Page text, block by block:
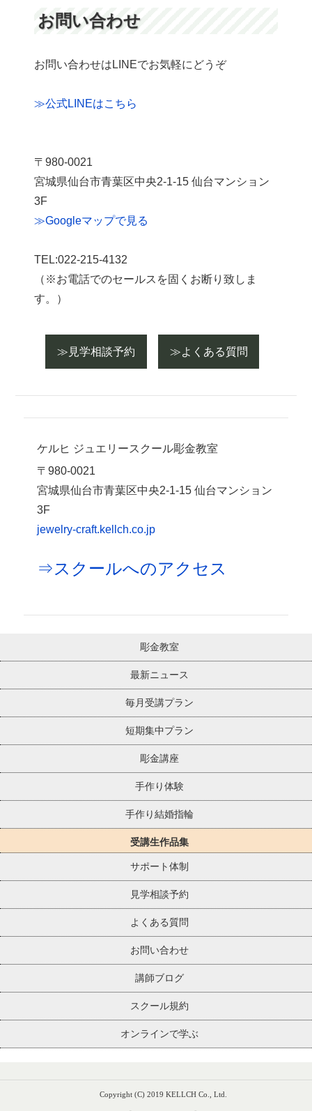
お問い合わせ
お問い合わせはLINEでお気軽にどうぞ
≫公式LINEはこちら
〒980-0021
宮城県仙台市青葉区中央2-1-15 仙台マンション
3F
≫Googleマップで見る
TEL:022-215-4132
（※お電話でのセールスを固くお断り致しま
す。）
≫見学相談予約 ≫よくある質問
ケルヒ ジュエリースクール彫金教室
〒980-0021
宮城県仙台市青葉区中央2-1-15 仙台マンション
3F
jewelry-craft.kellch.co.jp
⇒スクールへのアクセス
彫金教室
最新ニュース
毎月受講プラン
短期集中プラン
彫金講座
手作り体験
手作り結婚指輪
受講生作品集
サポート体制
見学相談予約
よくある質問
お問い合わせ
講師ブログ
スクール規約
オンラインで学ぶ
Copyright (C) 2019 KELLCH Co., Ltd.